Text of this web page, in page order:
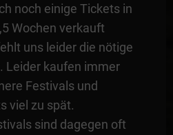
noch einige Tickets in
Wochen verkauft
uns leider die nötige
Leider kaufen immer
Festivals und
viel zu spät.
sind dagegen oft